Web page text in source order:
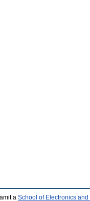
amit a School of Electronics